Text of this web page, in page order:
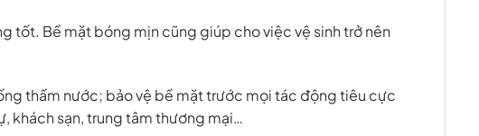
tốt. Bề mặt bóng mịn cũng giúp cho việc vệ sinh trở nên
thấm nước; bảo vệ bề mặt trước mọi tác động tiêu cực
khách sạn, trung tâm thương mại…